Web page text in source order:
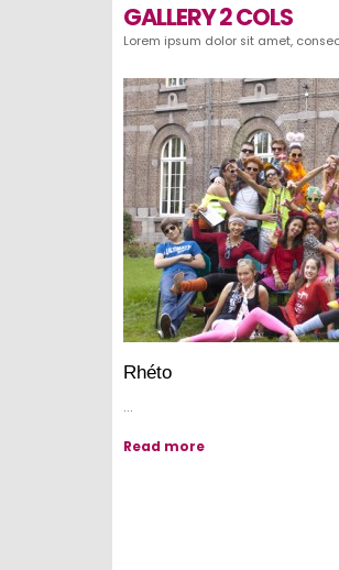
GALLERY 2 COLS
Lorem ipsum dolor sit amet,
Rhéto
...
Read more